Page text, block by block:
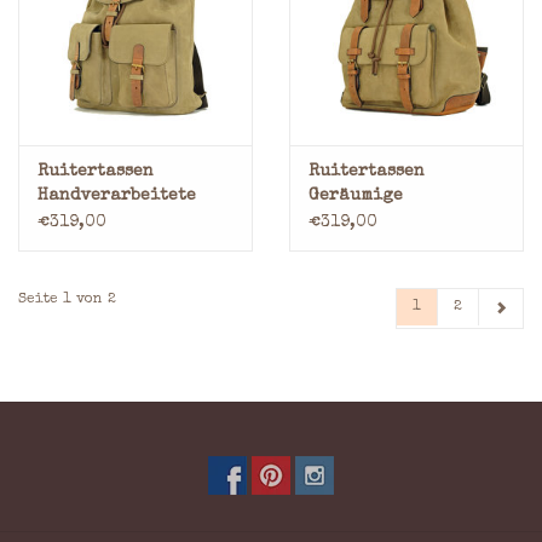
Ruitertassen
Handverarbeitete
Leder Rucksack
€319,00
Ruitertassen
Geräumige
Handverarbeitete
€319,00
Seite 1 von 2 1 2